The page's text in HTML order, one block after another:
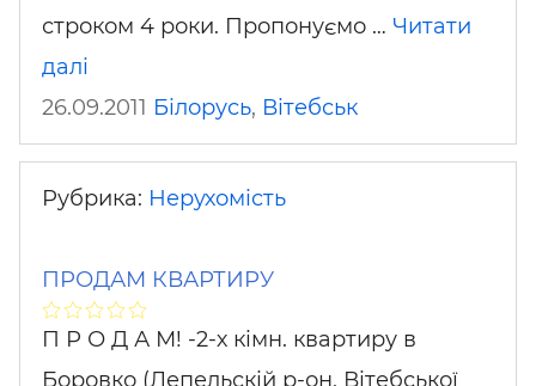
строком 4 роки. Пропонуємо … Читати
далі
26.09.2011 Білорусь, Вітебськ
Рубрика: Нерухомість
ПРОДАМ КВАРТИРУ
П Р О Д А М! -2-х кімн. квартиру в
Боровко (Лепельскій р-он, Вітебської